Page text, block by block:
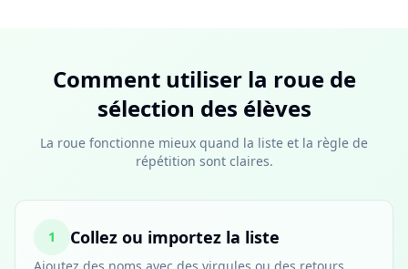
Comment utiliser la roue de
sélection des élèves
La roue fonctionne mieux quand la liste et la règle de
répétition sont claires.
1 Collez ou importez la liste